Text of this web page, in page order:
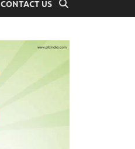
CONTACT US